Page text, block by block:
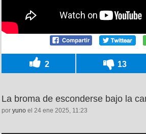
2 13
La broma de esconderse bajo la
por yuno el 24 ene 2025, 11:23